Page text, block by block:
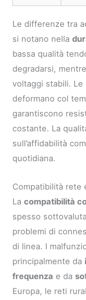
Le differenze tra
si notano nella
bassa qualità
degradarsi,
voltaggi stabili.
deformano col
garantiscono
costante. La
sull’affidabilità
quotidiana.
Compatibilità rete
Lacompatibilità
spesso
problemi di
di linea. I
principalmente da
frequenza e da
Europa, le reti